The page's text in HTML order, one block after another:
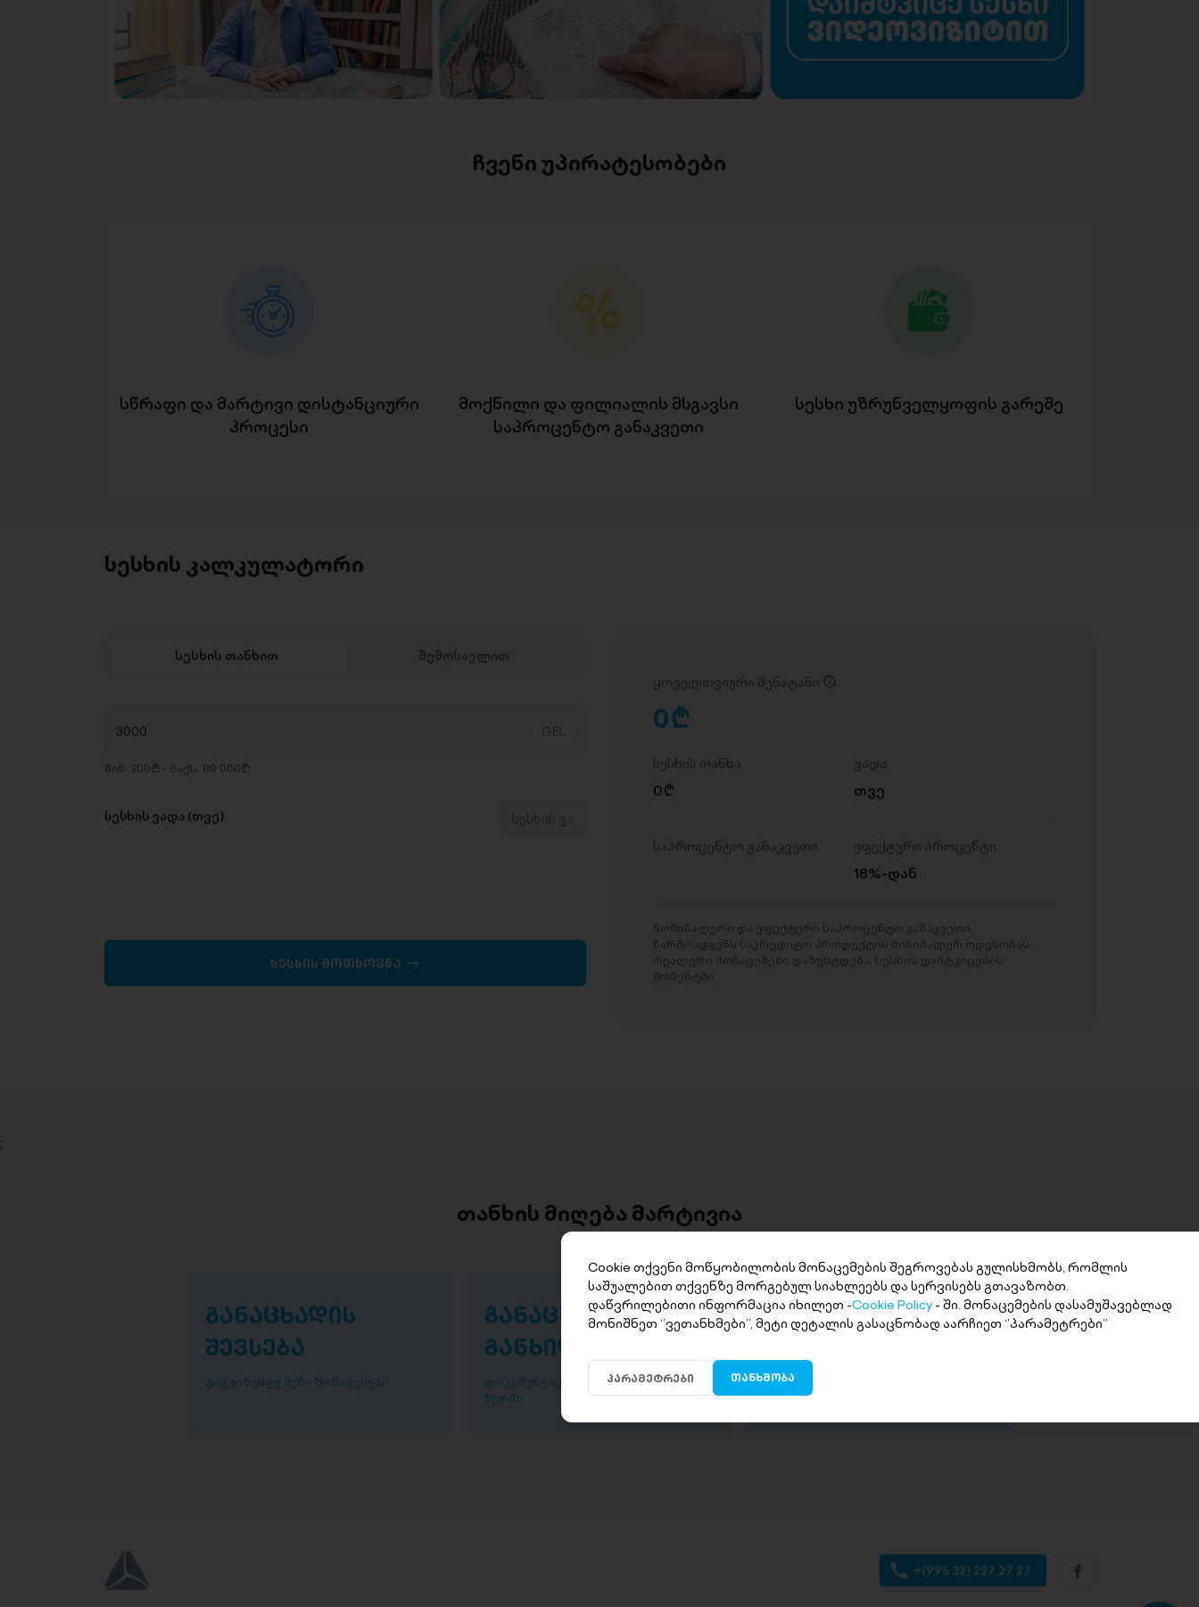
ჩვენი უპირატესობები
სწრაფი და მარტივი დისტანციური
პროცესი
მოქნილი და ფილიალის მსგავსი
საპროცენტო განაკვეთი
სესხი უზრუნველყოფის გარეშე
სესხის კალკულატორი
სესხის თანხით შემოსავლით
მინ. 200₾ - მაქს. 80 000₾
სესხის ვადა (თვე)
ყოველთვიური შენატანი
0D
სესხის თანხა
0D
ვადა
თვე
საპროცენტო განაკვეთი ეფექტური პროცენტი
18%-დან
ნომინალური და ეფექტური საპროცენტო განაკვეთი,
წარმოადგენს საკრედიტო პროდუქტის მინიმალურ ოდენობას.
რეალური მონაცემები დაზუსტდება, სესხის დამტკიცების
მომენტში.
სესხის მოთხოვნა
;
თანხის მიღება მარტივია
განაცხადის
შევსება
დაგვიზუსტე შენი მონაცემები
განაცხადის
განხილვა
დოკუმენტაციის განხილვა ხდება 30
წუთში
თანხის მიღება 2
დაისვი თანხა სასურველ ანგარიშზე
+(995 32) 227 27 27
Cookie თქვენი მოწყობილობის მონაცემების შეგროვებას გულისხმობს, რომლის
საშუალებით თქვენზე მორგებულ სიახლეებს და სერვისებს გთავაზობთ.
დაწვრილებითი ინფორმაცია იხილეთ -Cookie Policy - ში. მონაცემების დასამუშავებლად
მონიშნეთ ‘’ვეთანხმები’’, მეტი დეტალის გასაცნობად აარჩიეთ ‘’პარამეტრები’’
პარამეტრები თანხმობა